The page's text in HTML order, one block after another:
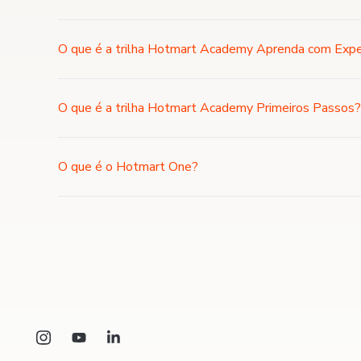
O que é a trilha Hotmart Academy Aprenda com
O que é a trilha Hotmart Academy Primeiros Passos?
O que é o Hotmart One?